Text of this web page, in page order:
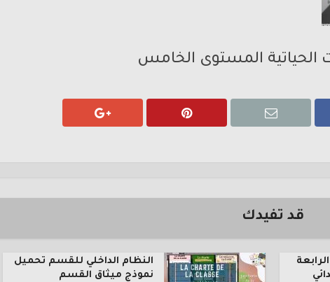
الحياتية المستوى الخامس
قد تفيدك
النظام الداخلي للقسم تحميل
نموذج ميثاق القسم